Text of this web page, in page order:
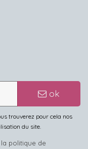
ok
trouverez pour cela nos
du site.
la politique de